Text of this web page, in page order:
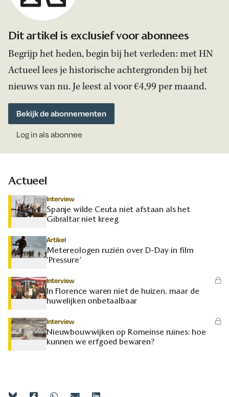
Dit artikel is exclusief voor abonnees
Begrijp het heden, begin bij het verleden: met HN
Actueel lees je historische achtergronden bij het
nieuws van nu. Je leest al voor €4,99 per maand.
Bekijk de abonnementen
Log in als abonnee
Actueel
Interview
Spanje wilde Ceuta niet afstaan als het
Gibraltar niet kreeg
Artikel
Metereologen ruziën over D-Day in film
‘Pressure’
Interview
In Florence waren niet de huizen, maar de
huwelijken onbetaalbaar
Interview
Nieuwbouwwijken op Romeinse ruïnes: hoe
kunnen we erfgoed bewaren?